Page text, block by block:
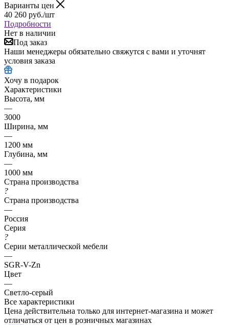
Варианты цен
40 260 руб./шт
Подробности
Нет в наличии
Под заказ
Наши менеджеры обязательно свяжутся с вами и уточнят
условия заказа
Хочу в подарок
Характеристики
Высота, мм
—
3000
Ширина, мм
—
1200 мм
Глубина, мм
—
1000 мм
Страна производства
?
Страна производства
—
Россия
Серия
?
Серии металлической мебели
—
SGR-V-Zn
Цвет
—
Светло-серый
Все характеристики
Цена действительна только для интернет-магазина и может
отличаться от цен в розничных магазинах